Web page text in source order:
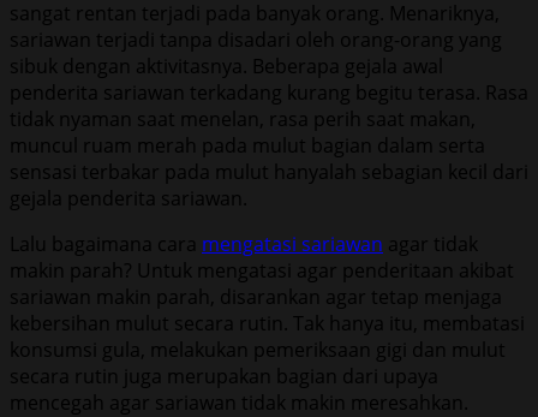
sangat rentan terjadi pada banyak orang. Menariknya,
sariawan terjadi tanpa disadari oleh orang-orang yang
sibuk dengan aktivitasnya. Beberapa gejala awal
penderita sariawan terkadang kurang begitu terasa. Rasa
tidak nyaman saat menelan, rasa perih saat makan,
muncul ruam merah pada mulut bagian dalam serta
sensasi terbakar pada mulut hanyalah sebagian kecil dari
gejala penderita sariawan.
Lalu bagaimana cara mengatasi sariawan agar tidak
makin parah? Untuk mengatasi agar penderitaan akibat
sariawan makin parah, disarankan agar tetap menjaga
kebersihan mulut secara rutin. Tak hanya itu, membatasi
konsumsi gula, melakukan pemeriksaan gigi dan mulut
secara rutin juga merupakan bagian dari upaya
mencegah agar sariawan tidak makin meresahkan.